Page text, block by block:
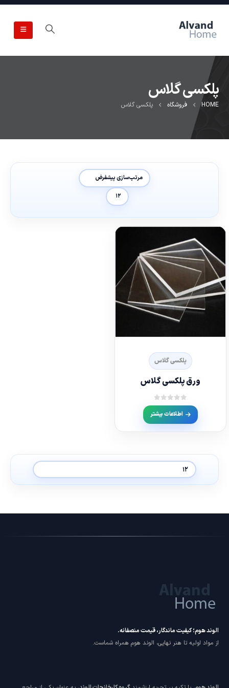
پلکسی گلاس
HOME فروشگاه پلکسی گلاس
پلکسی گلاس
ورق پلکسی گلاس
0
out of 5
اطلاعات بیشتر
الوند هوم؛ کیفیت ماندگار، قیمت منصفانه.
از مواد اولیه تا هنر نهایی، الوند هوم همراه شماست.